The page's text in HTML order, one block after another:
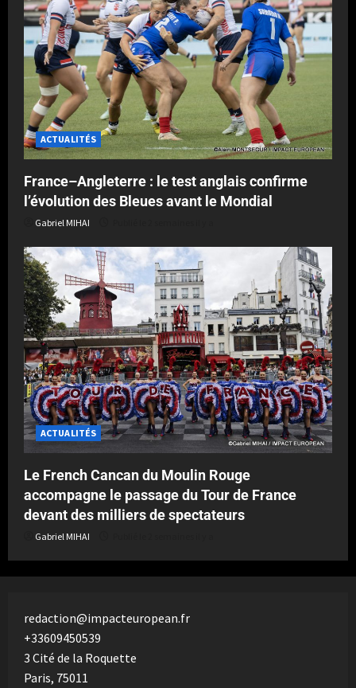
ACTUALITÉS
France–Angleterre : le test anglais confirme
l’évolution des Bleues avant le Mondial
Gabriel MIHAI
ACTUALITÉS
Le French Cancan du Moulin Rouge
accompagne le passage du Tour de France
devant des milliers de spectateurs
Gabriel MIHAI
redaction@impacteuropean.fr
+33609450539
3 Cité de la Roquette
Paris, 75011